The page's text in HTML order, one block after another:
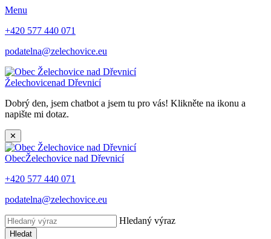
Menu
+420 577 440 071
podatelna@zelechovice.eu
Želechovicenad Dřevnicí
Dobrý den, jsem chatbot a jsem tu pro vás! Klikněte na ikonu a
napište mi dotaz.
✕
ObecŽelechovice nad Dřevnicí
+420 577 440 071
podatelna@zelechovice.eu
Hledaný výraz
Hledat